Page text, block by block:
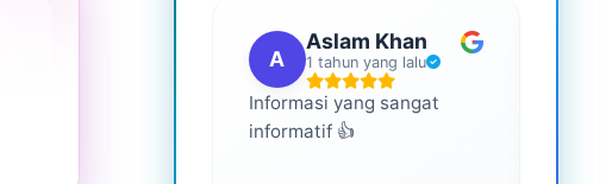
A
Aslam Khan
1 tahun yang lalu
Informasi yang sangat
informatif 👍